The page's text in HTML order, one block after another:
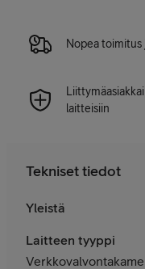
Nopea toimitus
laitteisiin
Tekniset tiedot
Yleistä
Laitteen tyyppi